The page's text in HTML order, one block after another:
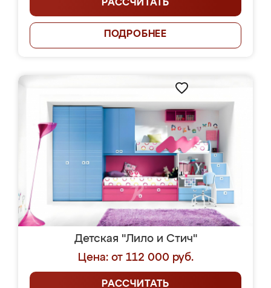
РАССЧИТАТЬ
ПОДРОБНЕЕ
Детская "Лило и Стич"
Цена: от 112 000 руб.
РАССЧИТАТЬ